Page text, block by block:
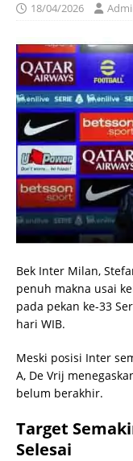
18/04/2026
Bek Inter Milan,
penuh makna usai
pada pekan ke-33
hari WIB.
Meski posisi Inter
A, De Vrij
belum berakhir.
Target
Selesai